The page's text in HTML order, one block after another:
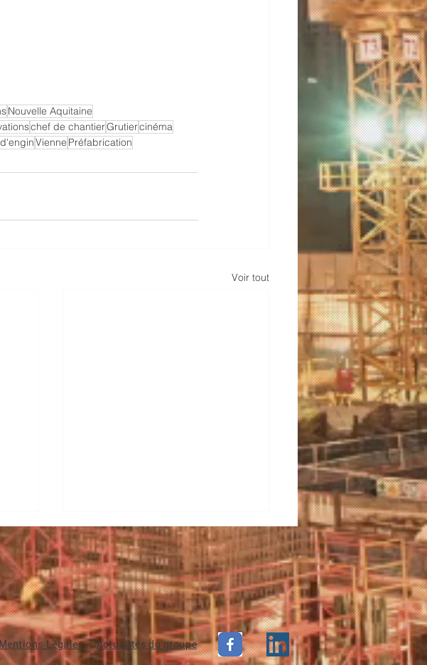
Nouvelle Aquitaine
chef de chantierGrutiercinéma
Vienne Préfabrication
Voir tout
Suivi de chantier - Résidence
Légales Actualités du groupe